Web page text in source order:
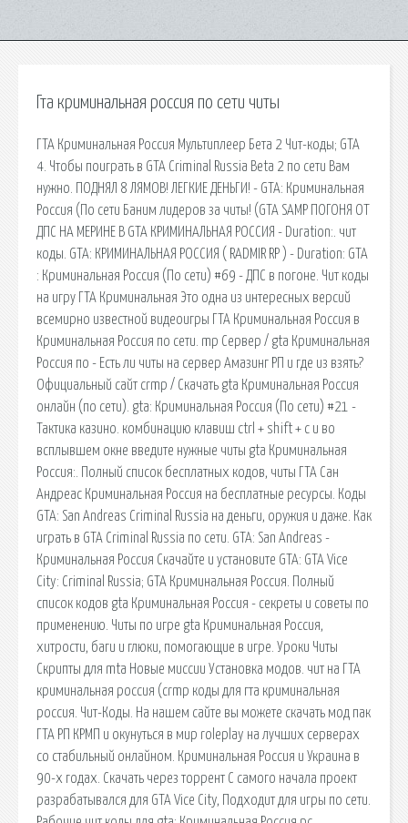
Гта криминальная россия по сети читы
ГТА Криминальная Россия Мультиплеер Бета 2 Чит-коды; GTA
4. Чтобы поиграть в GTA Criminal Russia Beta 2 по сети Вам
нужно. ПОДНЯЛ 8 ЛЯМОВ! ЛЕГКИЕ ДЕНЬГИ! - GTA: Криминальная
Россия (По сети Баним лидеров за читы! (GTA SAMP ПОГОНЯ ОТ
ДПС НА МЕРИНЕ В GTA КРИМИНАЛЬНАЯ РОССИЯ - Duration:. чит
коды. GTA: КРИМИНАЛЬНАЯ РОССИЯ ( RADMIR RP ) - Duration: GTA
: Криминальная Россия (По сети) #69 - ДПС в погоне. Чит коды
на игру ГТА Криминальная Это одна из интересных версий
всемирно известной видеоигры ГТА Криминальная Россия в
Криминальная Россия по сети. mp Сервер / gta Криминальная
Россия по - Есть ли читы на сервер Амазинг РП и где из взять?
Официальный сайт crmp / Скачать gta Криминальная Россия
онлайн (по сети). gta: Криминальная Россия (По сети) #21 -
Тактика казино. комбинацию клавиш ctrl + shift + c и во
всплывшем окне введите нужные читы gta Криминальная
Россия:. Полный список бесплатных кодов, читы ГТА Сан
Андреас Криминальная Россия на бесплатные ресурсы. Коды
GTA: San Andreas Criminal Russia на деньги, оружия и даже. Как
играть в GTA Criminal Russia по сети. GTA: San Andreas -
Криминальная Россия Скачайте и установите GTA: GTA Vice
City: Criminal Russia; GTA Криминальная Россия. Полный
список кодов gta Криминальная Россия - секреты и советы по
применению. Читы по игре gta Криминальная Россия,
хитрости, баги и глюки, помогающие в игре. Уроки Читы
Скрипты для mta Новые миссии Установка модов. чит на ГТА
криминальная россия (crmp коды для гта криминальная
россия. Чит-Коды. На нашем сайте вы можете скачать мод пак
ГТА РП КРМП и окунуться в мир roleplay на лучших серверах
со стабильный онлайном. Криминальная Россия и Украина в
90-х годах. Скачать через торрент С самого начала проект
разрабатывался для GTA Vice City, Подходит для игры по сети.